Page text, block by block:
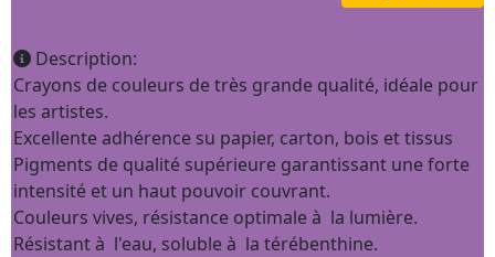
Description:
Crayons de couleurs de très grande qualité, idéale pour
les artistes.
Excellente adhérence su papier, carton, bois et tissus
Pigments de qualité supérieure garantissant une forte
intensité et un haut pouvoir couvrant.
Couleurs vives, résistance optimale à la lumière.
Résistant à l'eau, soluble à la térébenthine.